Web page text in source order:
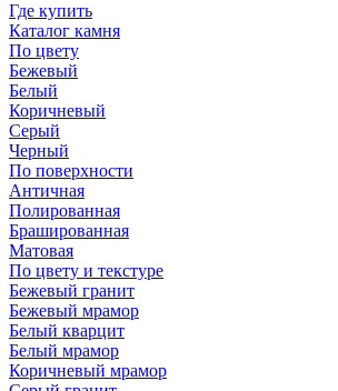
Где купить
Каталог камня
По цвету
Бежевый
Белый
Коричневый
Серый
Черный
По поверхности
Античная
Полированная
Брашированная
Матовая
По цвету и текстуре
Бежевый гранит
Бежевый мрамор
Белый кварцит
Белый мрамор
Коричневый мрамор